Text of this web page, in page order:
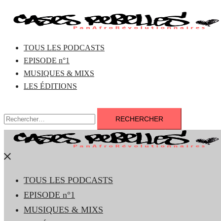
TOUS LES PODCASTS
EPISODE n°1
MUSIQUES & MIXS
LES ÉDITIONS
Rechercher :
Fermer
menu
TOUS LES PODCASTS
EPISODE n°1
MUSIQUES & MIXS